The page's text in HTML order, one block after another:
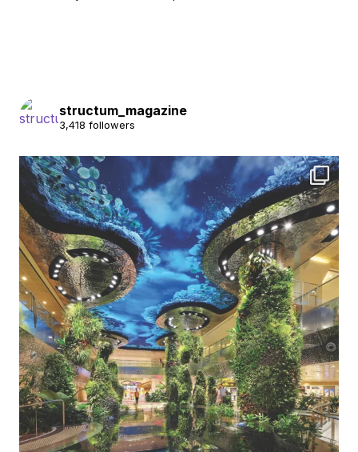
structum_magazine
3,418 followers